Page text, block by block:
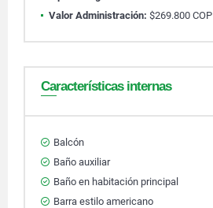
Valor Administración: $269.800 COP
Características internas
Balcón
Baño auxiliar
Baño en habitación principal
Barra estilo americano